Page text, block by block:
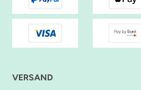
VERSAND